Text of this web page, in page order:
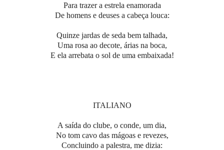
Para trazer a estrela enamorada
De homens e deuses a cabeça louca:
Quinze jardas de seda bem talhada,
Uma rosa ao decote, árias na boca,
E ela arrebata o sol de uma embaixada!
ITALIANO
A saída do clube, o conde, um dia,
No tom cavo das mágoas e revezes,
Concluindo a palestra, me dizia: